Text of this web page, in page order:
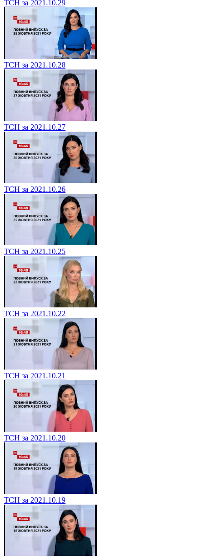
ТСН за 2021.10.29
ТСН за 2021.10.28
ТСН за 2021.10.27
ТСН за 2021.10.26
ТСН за 2021.10.25
ТСН за 2021.10.22
ТСН за 2021.10.21
ТСН за 2021.10.20
ТСН за 2021.10.19